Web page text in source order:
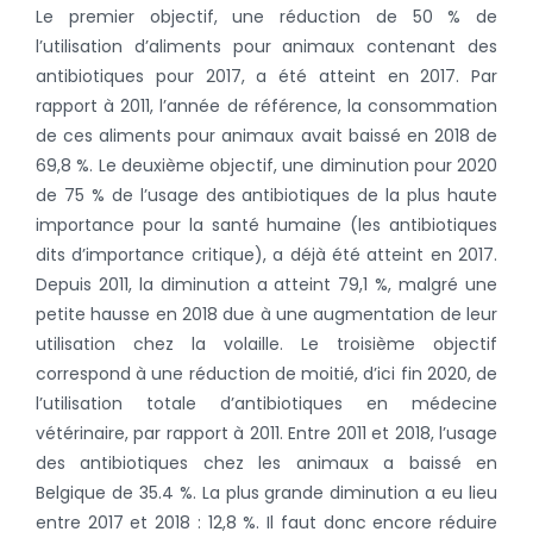
Le premier objectif, une réduction de 50 % de
l’utilisation d’aliments pour animaux contenant des
antibiotiques pour 2017, a été atteint en 2017. Par
rapport à 2011, l’année de référence, la consommation
de ces aliments pour animaux avait baissé en 2018 de
69,8 %. Le deuxième objectif, une diminution pour 2020
de 75 % de l’usage des antibiotiques de la plus haute
importance pour la santé humaine (les antibiotiques
dits d’importance critique), a déjà été atteint en 2017.
Depuis 2011, la diminution a atteint 79,1 %, malgré une
petite hausse en 2018 due à une augmentation de leur
utilisation chez la volaille. Le troisième objectif
correspond à une réduction de moitié, d’ici fin 2020, de
l’utilisation totale d’antibiotiques en médecine
vétérinaire, par rapport à 2011. Entre 2011 et 2018, l’usage
des antibiotiques chez les animaux a baissé en
Belgique de 35.4 %. La plus grande diminution a eu lieu
entre 2017 et 2018 : 12,8 %. Il faut donc encore réduire